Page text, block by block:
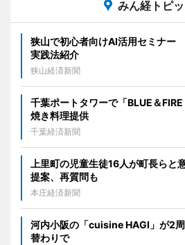
みん経トピ
狭山で初心者向けAI活用セミナー
実践法紹介
狭山経済新聞
千葉ポートタワーで「BLUE＆
焼き料理提供
千葉経済新聞
上里町の児童生徒16人が町長ら
提案、再質問も
本庄経済新聞
河内小阪の「cuisine HAGI」が2
替わりで